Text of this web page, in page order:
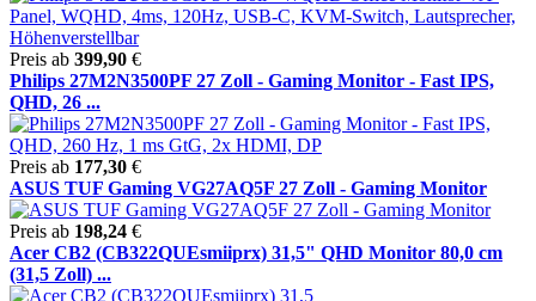
Preis ab 399,90 €
Philips 27M2N3500PF 27 Zoll - Gaming Monitor - Fast IPS,
QHD, 26 ...
Preis ab 177,30 €
ASUS TUF Gaming VG27AQ5F 27 Zoll - Gaming Monitor
Preis ab 198,24 €
Acer CB2 (CB322QUEsmiiprx) 31,5" QHD Monitor 80,0 cm
(31,5 Zoll) ...